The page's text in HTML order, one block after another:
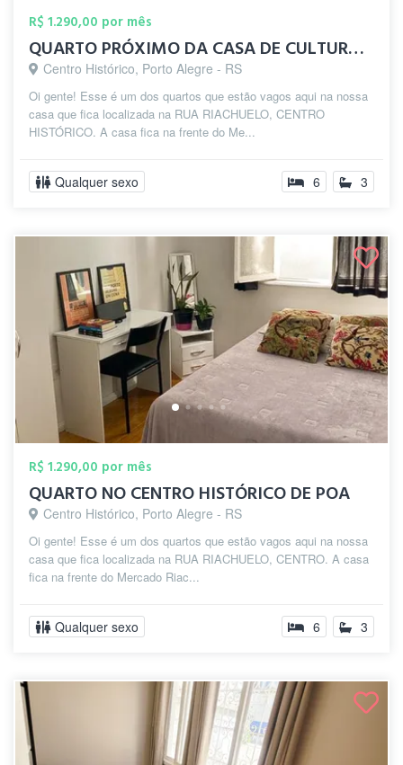
R$ 1.290,00 por mês
QUARTO PRÓXIMO DA CASA DE CULTURA NO CEN...
Centro Histórico, Porto Alegre - RS
Oi gente! Esse é um dos quartos que estão vagos aqui na nossa
casa que fica localizada na RUA RIACHUELO, CENTRO
HISTÓRICO. A casa fica na frente do Me...
Qualquer sexo 6 3
R$ 1.290,00 por mês
QUARTO NO CENTRO HISTÓRICO DE POA
Centro Histórico, Porto Alegre - RS
Oi gente! Esse é um dos quartos que estão vagos aqui na nossa
casa que fica localizada na RUA RIACHUELO, CENTRO. A casa
fica na frente do Mercado Riac...
Qualquer sexo 6 3